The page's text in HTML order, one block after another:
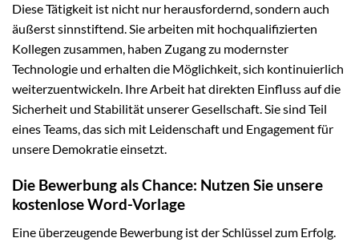
Diese Tätigkeit ist nicht nur herausfordernd, sondern auch
äußerst sinnstiftend. Sie arbeiten mit hochqualifizierten
Kollegen zusammen, haben Zugang zu modernster
Technologie und erhalten die Möglichkeit, sich kontinuierlich
weiterzuentwickeln. Ihre Arbeit hat direkten Einfluss auf die
Sicherheit und Stabilität unserer Gesellschaft. Sie sind Teil
eines Teams, das sich mit Leidenschaft und Engagement für
unsere Demokratie einsetzt.
Die Bewerbung als Chance: Nutzen Sie unsere
kostenlose Word-Vorlage
Eine überzeugende Bewerbung ist der Schlüssel zum Erfolg.